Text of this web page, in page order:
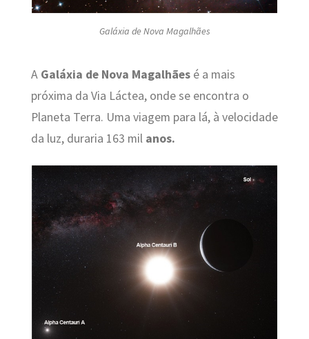
Galáxia de Nova Magalhães
A Galáxia de Nova Magalhãesé a mais
próxima da Via Láctea, onde se encontra o
Planeta Terra. Uma viagem para lá, à velocidade
da luz, duraria 163 mil anos.